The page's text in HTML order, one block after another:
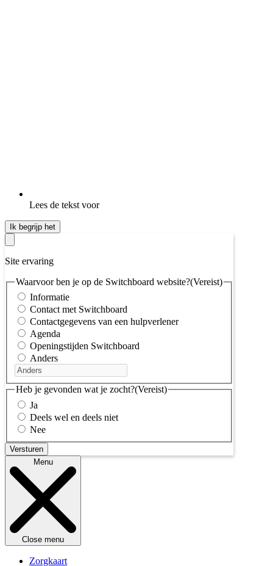
Lees de tekst voor
Ik begrijp het
Site ervaring
Waarvoor ben je op de Switchboard website?(Vereist)
Informatie
Contact met Switchboard
Contactgegevens van een hulpverlener
Agenda
Openingstijden Switchboard
Anders
Heb je gevonden wat je zocht?(Vereist)
Ja
Deels wel en deels niet
Nee
Menu
Close menu
Zorgkaart